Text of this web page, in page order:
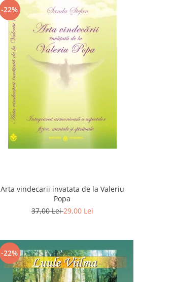
-22%
Arta vindecarii invatata de la Valeriu
Popa
37,00 Lei29,00 Lei
-22%